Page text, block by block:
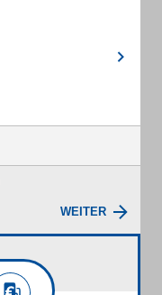
WEITER